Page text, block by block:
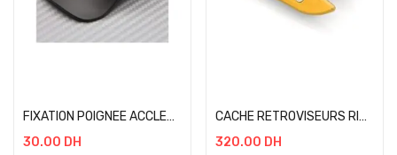
FIXATION POIGNEE ACCLERATEUR
30.00 DH
CACHE RETROVISEURS RIZOMA TMAX 530 GOLD
320.00 DH